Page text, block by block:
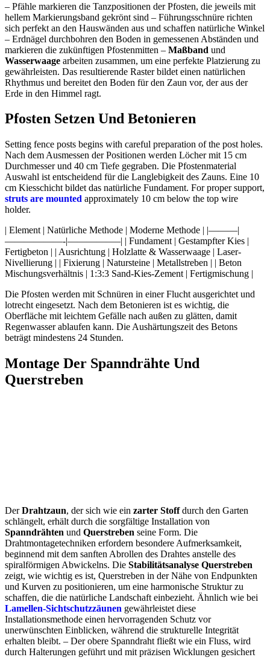
– Pfähle markieren die Tanzpositionen der Pfosten, die jeweils mit
hellem Markierungsband gekrönt sind – Führungsschnüre richten
sich perfekt an den Hauswänden aus und schaffen natürliche Winkel
– Erdnägel durchbohren den Boden in gemessenen Abständen und
markieren die zukünftigen Pfostenmitten – Maßband und
Wasserwaage arbeiten zusammen, um eine perfekte Platzierung zu
gewährleisten. Das resultierende Raster bildet einen natürlichen
Rhythmus und bereitet den Boden für den Zaun vor, der aus der
Erde in den Himmel ragt.
Pfosten Setzen Und Betonieren
Setting fence posts begins with careful preparation of the post holes.
Nach dem Ausmessen der Positionen werden Löcher mit 15 cm
Durchmesser und 40 cm Tiefe gegraben. Die Pfostenmaterial
Auswahl ist entscheidend für die Langlebigkeit des Zauns. Eine 10
cm Kiesschicht bildet das natürliche Fundament. For proper support,
struts are mounted approximately 10 cm below the top wire
holder.
| Element | Natürliche Methode | Moderne Methode | |———|
——————-|—————–| | Fundament | Gestampfter Kies |
Fertigbeton | | Ausrichtung | Holzlatte & Wasserwaage | Laser-
Nivellierung | | Fixierung | Natursteine | Metallstreben | | Beton
Mischungsverhältnis | 1:3:3 Sand-Kies-Zement | Fertigmischung |
Die Pfosten werden mit Schnüren in einer Flucht ausgerichtet und
lotrecht eingesetzt. Nach dem Betonieren ist es wichtig, die
Oberfläche mit leichtem Gefälle nach außen zu glätten, damit
Regenwasser ablaufen kann. Die Aushärtungszeit des Betons
beträgt mindestens 24 Stunden.
Montage Der Spanndrähte Und
Querstreben
DerDrahtzaun, der sich wie ein zarter Stoffdurch den Garten
schlängelt, erhält durch die sorgfältige Installation von
Spanndrähten und Querstreben seine Form. Die
Drahtmontagetechniken erfordern besondere Aufmerksamkeit,
beginnend mit dem sanften Abrollen des Drahtes anstelle des
spiralförmigen Abwickelns. Die Stabilitätsanalyse Querstreben
zeigt, wie wichtig es ist, Querstreben in der Nähe von Endpunkten
und Kurven zu positionieren, um eine harmonische Struktur zu
schaffen, die die natürliche Landschaft einbezieht. Ähnlich wie bei
Lamellen-Sichtschutzzäunen gewährleistet diese
Installationsmethode einen hervorragenden Schutz vor
unerwünschten Einblicken, während die strukturelle Integrität
erhalten bleibt. – Der obere Spanndraht fließt wie ein Fluss, wird
durch Halterungen geführt und mit präzisen Wicklungen gesichert